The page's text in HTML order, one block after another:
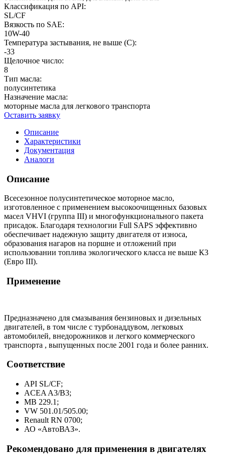
Классификация по API:
SL/CF
Вязкость по SAE:
10W-40
Температура застывания, не выше (С):
-33
Щелочное число:
8
Тип масла:
полусинтетика
Назначение масла:
моторные масла для легкового транспорта
Оставить заявку
Описание
Характеристики
Документация
Аналоги
Описание
Всесезонное полусинтетическое моторное масло,
изготовленное с применением высокоочищенных базовых
масел VHVI (группа III) и многофункционального пакета
присадок. Благодаря технологии Full SAPS эффективно
обеспечивает надежную защиту двигателя от износа,
образования нагаров на поршне и отложений при
использовании топлива экологического класса не выше К3
(Евро III).
Применение
Предназначено для смазывания бензиновых и дизельных
двигателей, в том числе с турбонаддувом, легковых
автомобилей, внедорожников и легкого коммерческого
транспорта , выпущенных после 2001 года и более ранних.
Соответствие
API SL/CF;
ACEA A3/B3;
MB 229.1;
VW 501.01/505.00;
Renault RN 0700;
АО «АвтоВАЗ».
Рекомендовано для применения в двигателях